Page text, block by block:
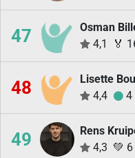
47
Osman
4,1
🏅
48
Lisette
4,4
4
49
Rens
4,3 💚 6